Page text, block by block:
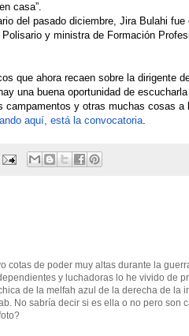
casa”.
del pasado diciembre, Jira Bulahi fue
y ministra de Formación
que ahora recaen sobre la dirigente
una buena oportunidad de
campamentos y otras muchas cosas a
aquí, está la convocatoria.
cotas de poder muy altas durante la
y luchadoras lo he vivido de
de la melfah azul de la derecha de la
No sabría decir si es ella o no pero son